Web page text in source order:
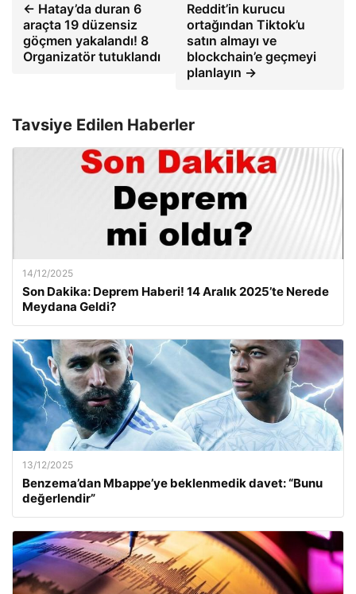
← Hatay’da duran 6
araçta 19 düzensiz
göçmen yakalandı! 8
Organizatör tutuklandı
Reddit’in kurucu
ortağından Tiktok’u
satın almayı ve
blockchain’e geçmeyi
planlayın →
Tavsiye Edilen Haberler
14/12/2025
Son Dakika: Deprem Haberi! 14 Aralık 2025’te Nerede
Meydana Geldi?
13/12/2025
Benzema’dan Mbappe’ye beklenmedik davet: “Bunu
değerlendir”